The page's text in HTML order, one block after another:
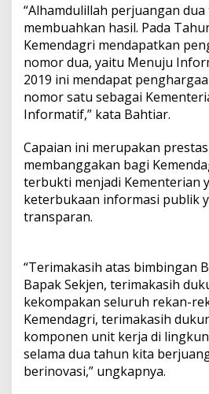
“Alhamdulillah perjuangan
membuahkan hasil. Pada
Kemendagri mendapatkan
nomor dua, yaitu Menuju
2019 ini mendapat
nomor satu sebagai
Informatif,” kata Bahtiar.
Capaian ini merupakan
membanggakan bagi
terbukti menjadi Kementerian
keterbukaan informasi publik
transparan.
“Terimakasih atas bimbingan
Bapak Sekjen, terimakasih
kekompakan seluruh rekan-
Kemendagri, terimakasih
komponen unit kerja di
selama dua tahun kita
berinovasi,” ungkapnya.